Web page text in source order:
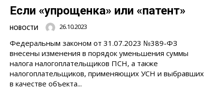
Если «упрощенка» или «патент»
НОВОСТИ 26.10.2023
Федеральным законом от 31.07.2023 №389-ФЗ
внесены изменения в порядок уменьшения суммы
налога налогоплательщиков ПСН, а также
налогоплательщиков, применяющих УСН и выбравших
в качестве объекта...